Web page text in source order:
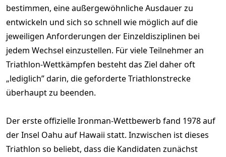
bestimmen, eine außergewöhnliche Ausdauer zu
entwickeln und sich so schnell wie möglich auf die
jeweiligen Anforderungen der Einzeldisziplinen bei
jedem Wechsel einzustellen. Für viele Teilnehmer an
Triathlon-Wettkämpfen besteht das Ziel daher oft
„lediglich” darin, die geforderte Triathlonstrecke
überhaupt zu beenden.
Der erste offizielle Ironman-Wettbewerb fand 1978 auf
der Insel Oahu auf Hawaii statt. Inzwischen ist dieses
Triathlon so beliebt, dass die Kandidaten zunächst